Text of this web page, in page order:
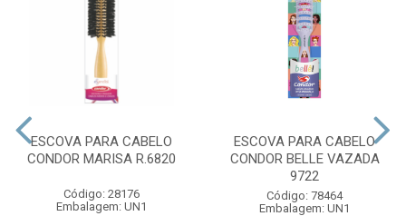
ESCOVA PARA CABELO
CONDOR MARISA R.6820
Código: 28176
Embalagem: UN1
ESCOVA PARA CABELO
CONDOR BELLE VAZADA
9722
Código: 78464
Embalagem: UN1